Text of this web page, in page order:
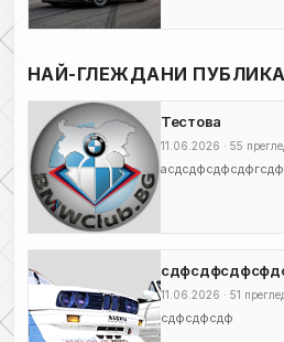
НАЙ-ГЛЕЖДАНИ
Тестова
11.06.2026 · 55
11.06.2026 · 51
сдфсдфсдф